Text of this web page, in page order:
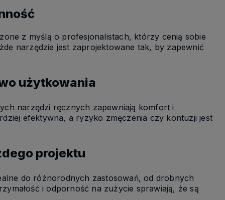
z myślą o profesjonalistach, którzy cenią sobie
narzędzie jest zaprojektowane tak, by zapewnić
użytkowania
narzędzi ręcznych zapewniają komfort i
efektywna, a ryzyko zmęczenia czy kontuzji jest
projektu
do różnorodnych zastosowań, od drobnych
i odporność na zużycie sprawiają, że są